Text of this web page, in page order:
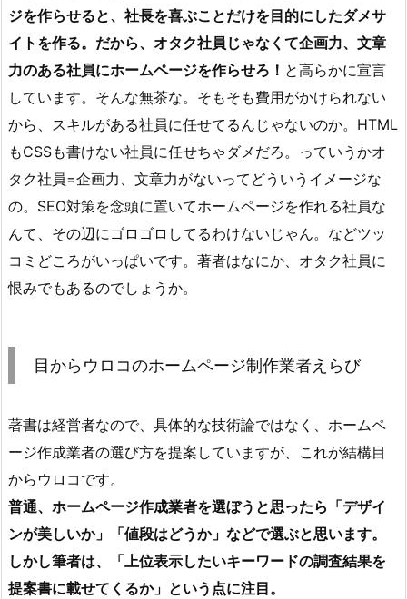
ジを作らせると、社長を喜ぶことだけを目的にしたダメサ
イトを作る。だから、オタク社員じゃなくて企画力、文章
力のある社員にホームページを作らせろ！ と高らかに宣言
しています。そんな無茶な。そもそも費用がかけられない
から、スキルがある社員に任せてるんじゃないのか。HTML
もCSSも書けない社員に任せちゃダメだろ。っていうかオ
タク社員=企画力、文章力がないってどういうイメージな
の。SEO対策を念頭に置いてホームページを作れる社員な
んて、その辺にゴロゴロしてるわけないじゃん。などツッ
コミどころがいっぱいです。著者はなにか、オタク社員に
恨みでもあるのでしょうか。
目からウロコのホームページ制作業者えらび
著書は経営者なので、具体的な技術論ではなく、ホームペ
ージ作成業者の選び方を提案していますが、これが結構目
からウロコです。
普通、ホームページ作成業者を選ぼうと思ったら「デザイ
ンが美しいか」「値段はどうか」などで選ぶと思います。
しかし筆者は、「上位表示したいキーワードの調査結果を
提案書に載せてくるか」という点に注目。